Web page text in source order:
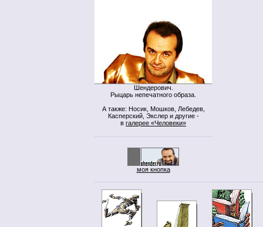
Шендерович.
Рыцарь непечатного образа.
А также: Носик, Мошков, Лебедев,
Касперский, Экслер и другие -
в галерее «Человеки»
моя кнопка